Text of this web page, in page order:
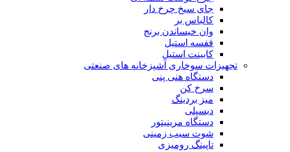
جای سیخ چرخ دار
کالباس بر
وان خیساندن برنج
قفسه استیل
کابینت استیل
تجهیزات سوخاری آشپزخانه های صنعتی
دستگاه هنی پنی
سرخ کن
میز بردینگ
دیسپلی
دستگاه مرینیتور
شوت سیب زمینی
تاپینگ رومیزی